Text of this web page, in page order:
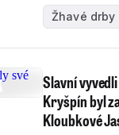
Žhavé drby
Slavní
Kryšpín byl
Kloubkové